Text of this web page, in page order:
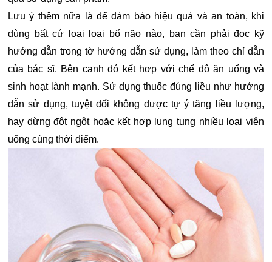
Lưu ý thêm nữa là để đảm bảo hiệu quả và an toàn, khi
dùng bất cứ loại loại bổ não nào, bạn cần phải đọc kỹ
hướng dẫn trong tờ hướng dẫn sử dụng, làm theo chỉ dẫn
của bác sĩ. Bên cạnh đó kết hợp với chế độ ăn uống và
sinh hoạt lành mạnh. Sử dụng thuốc đúng liều như hướng
dẫn sử dụng, tuyệt đối không được tự ý tăng liều lượng,
hay dừng đột ngột hoặc kết hợp lung tung nhiều loại viên
uống cùng thời điểm.